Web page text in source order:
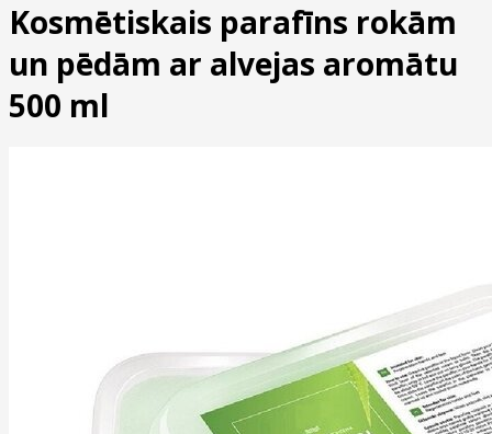
Kosmētiskais parafīns rokām
un pēdām ar alvejas aromātu
500 ml